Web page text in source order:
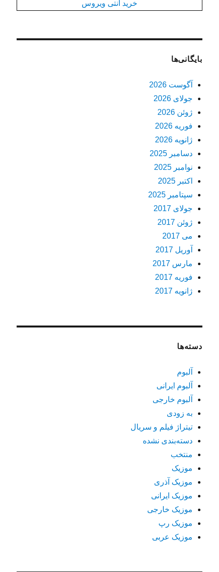
خرید آنتی ویروس
بایگانی‌ها
آگوست 2026
جولای 2026
ژوئن 2026
فوریه 2026
ژانویه 2026
دسامبر 2025
نوامبر 2025
اکتبر 2025
سپتامبر 2025
جولای 2017
ژوئن 2017
می 2017
آوریل 2017
مارس 2017
فوریه 2017
ژانویه 2017
دسته‌ها
آلبوم
آلبوم ایرانی
آلبوم خارجی
به زودی
تیتراژ فیلم و سریال
دسته‌بندی نشده
منتخب
موزیک
موزیک آذری
موزیک ایرانی
موزیک خارجی
موزیک رپ
موزیک عربی